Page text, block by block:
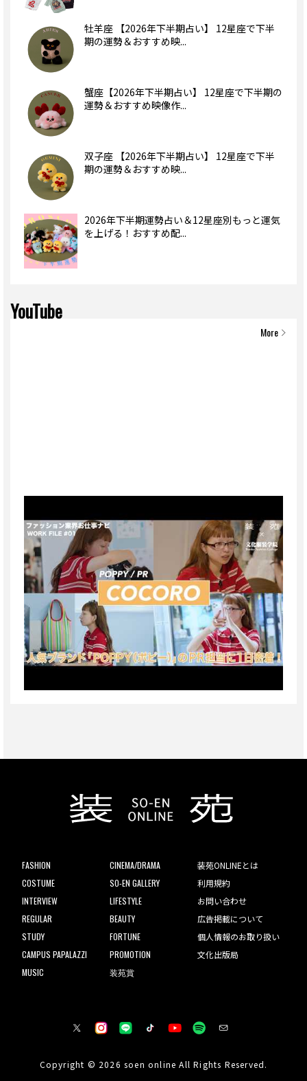
牡羊座 【2026年下半期占い】 12星座で下半
期の運勢＆おすすめ映...
蟹座【2026年下半期占い】 12星座で下半期の
運勢＆おすすめ映像作...
双子座 【2026年下半期占い】 12星座で下半
期の運勢＆おすすめ映...
2026年下半期運勢占い＆12星座別もっと運気
を上げる！おすすめ配...
YouTube
More
FASHION
COSTUME
INTERVIEW
REGULAR
STUDY
CAMPUS PAPALAZZI
MUSIC
CINEMA/DRAMA
SO-EN GALLERY
LIFESTYLE
BEAUTY
FORTUNE
PROMOTION
装苑賞
装苑ONLINEとは
利用規約
お問い合わせ
広告掲載について
個人情報のお取り扱い
文化出版局
Copyright © 2026 soen online All Rights Reserved.